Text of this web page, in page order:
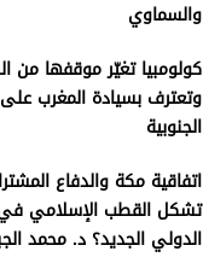
والسماوي
كولومبيا تغيّر موقفها من
وتعترف بسيادة المغرب على
الجنوبية
اتفاقية مكة والدفاع
تشكل القطب الإسلامي
الدولي الجديد؟ د. محمد